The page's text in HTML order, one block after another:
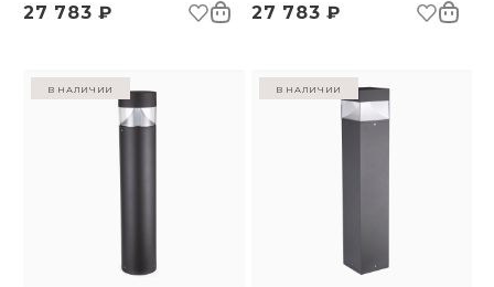
27 783 ₽
27 783 ₽
в наличии в наличии